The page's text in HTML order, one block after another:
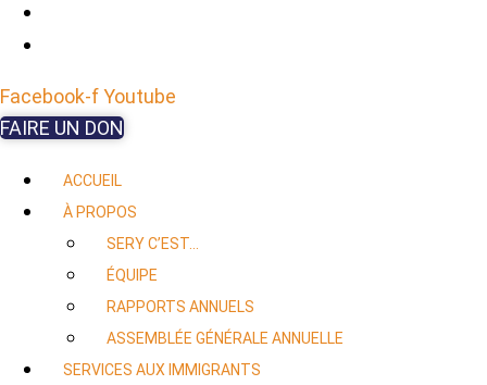
Facebook-fYoutube
FAIRE UN DON
ACCUEIL
À PROPOS
SERY C’EST…
ÉQUIPE
RAPPORTS ANNUELS
ASSEMBLÉE GÉNÉRALE ANNUELLE
SERVICES AUX IMMIGRANTS